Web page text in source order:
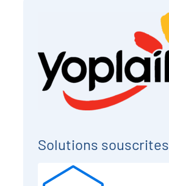
Solutions souscrites